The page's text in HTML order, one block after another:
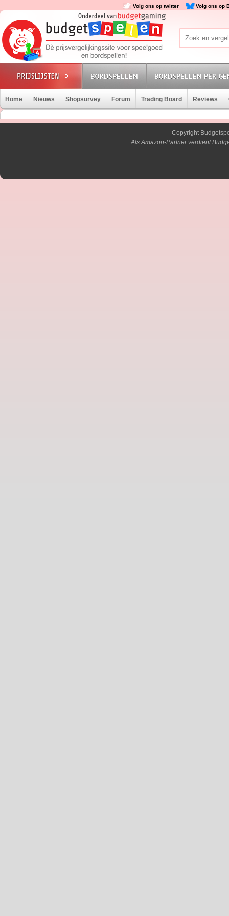
Volg ons op twitter Volg ons op
BORDSPELLEN BORDSPELLEN PER
Home Nieuws Shopsurvey Forum Trading Board Reviews
Copyright
Als Amazon-Partner verdient